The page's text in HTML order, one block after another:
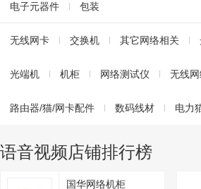
电子元器件 包装
无线网卡 交换机 其它网络相关
光端机 机柜 网络测试仪 无线
路由器/猫/网卡配件 数码线材 电力
语音视频店铺排行榜
国华网络机柜